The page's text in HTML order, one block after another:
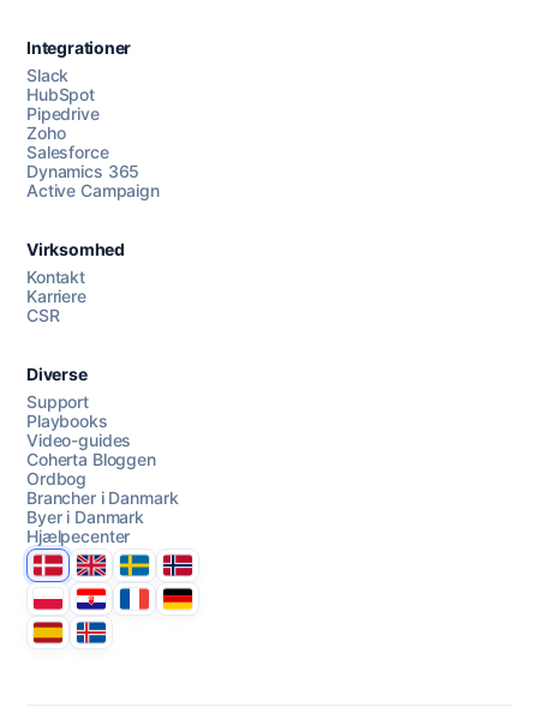
Chat med os
AI Campaign Assist
Integrationer
Slack
HubSpot
Pipedrive
Zoho
Salesforce
Dynamics 365
Active Campaign
Virksomhed
Kontakt
Karriere
CSR
Diverse
Support
Playbooks
Video-guides
Coherta Bloggen
Ordbog
Brancher i Danmark
Byer i Danmark
Hjælpecenter
DanmarkUnited Kingdom
SverigeNorge
PolskaHrvatskaFranceDeutschland
EspanaÍsland